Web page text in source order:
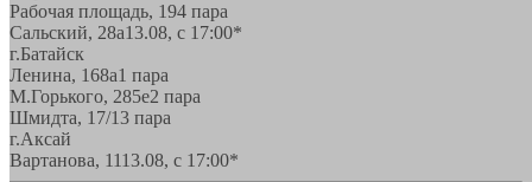
Рабочая площадь, 194 пара
Сальский, 28a13.08, с 17:00*
г.Батайск
Ленина, 168а1 пара
М.Горького, 285е2 пара
Шмидта, 17/13 пара
г.Аксай
Вартанова, 1113.08, с 17:00*